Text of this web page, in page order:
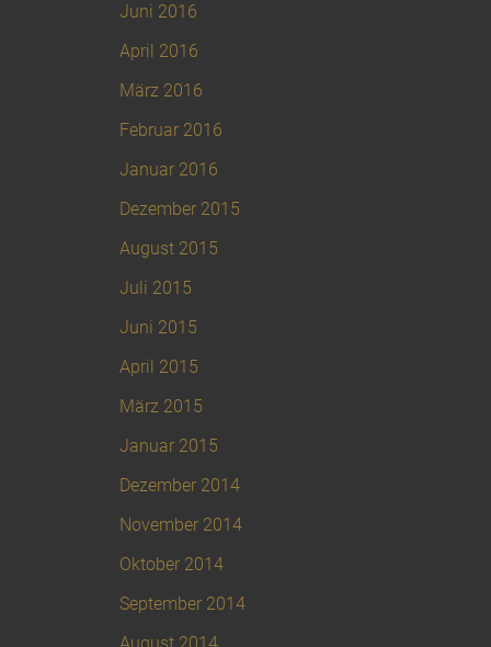
Juni 2016
April 2016
März 2016
Februar 2016
Januar 2016
Dezember 2015
August 2015
Juli 2015
Juni 2015
April 2015
März 2015
Januar 2015
Dezember 2014
November 2014
Oktober 2014
September 2014